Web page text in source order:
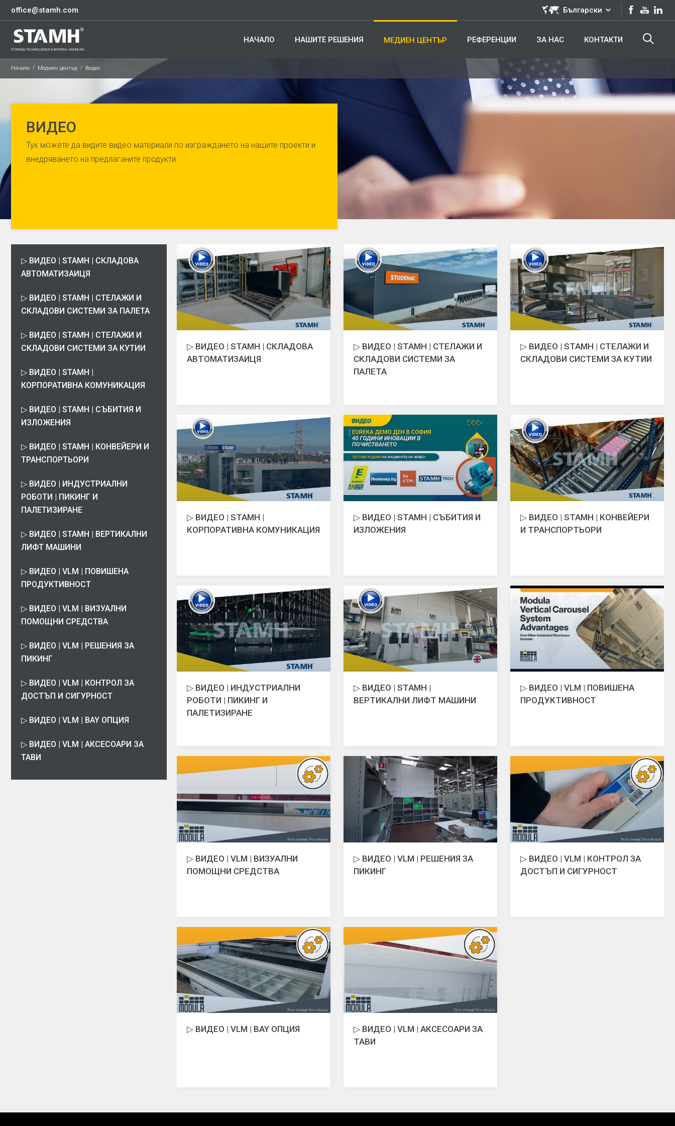
office@stamh.com Български
НАЧАЛО НАШИТЕ РЕШЕНИЯ МЕДИЕН ЦЕНТЪР РЕФЕРЕНЦИИ ЗА НАС КОНТАКТИ
Начало Медиен център Видео
ВИДЕО
Тук можете да видите видео материали по изграждането на нашите проекти и
внедряването на предлаганите продукти.
▷ ВИДЕО | STAMH | СКЛАДОВА
АВТОМАТИЗАИЦЯ
▷ ВИДЕО | STAMH | СТЕЛАЖИ И
СКЛАДОВИ СИСТЕМИ ЗА ПАЛЕТА
▷ ВИДЕО | STAMH | СТЕЛАЖИ И
СКЛАДОВИ СИСТЕМИ ЗА КУТИИ
▷ ВИДЕО | STAMH |
КОРПОРАТИВНА КОМУНИКАЦИЯ
▷ ВИДЕО | STAMH | СЪБИТИЯ И
ИЗЛОЖЕНИЯ
▷ ВИДЕО | STAMH | КОНВЕЙЕРИ И
ТРАНСПОРТЬОРИ
▷ ВИДЕО | ИНДУСТРИАЛНИ
РОБОТИ | ПИКИНГ И
ПАЛЕТИЗИРАНЕ
▷ ВИДЕО | STAMH | ВЕРТИКАЛНИ
ЛИФТ МАШИНИ
▷ ВИДЕО | VLM | ПОВИШЕНА
ПРОДУКТИВНОСТ
▷ ВИДЕО | VLM | ВИЗУАЛНИ
ПОМОЩНИ СРЕДСТВА
▷ ВИДЕО | VLM | РЕШЕНИЯ ЗА
ПИКИНГ
▷ ВИДЕО | VLM | КОНТРОЛ ЗА
ДОСТЪП И СИГУРНОСТ
▷ ВИДЕО | VLM | BAY ОПЦИЯ
▷ ВИДЕО | VLM | АКСЕСОАРИ ЗА
ТАВИ
▷ ВИДЕО | STAMH | СКЛАДОВА
АВТОМАТИЗАИЦЯ
▷ ВИДЕО | STAMH | СТЕЛАЖИ И
СКЛАДОВИ СИСТЕМИ ЗА
ПАЛЕТА
▷ ВИДЕО | STAMH | СТЕЛАЖИ И
СКЛАДОВИ СИСТЕМИ ЗА КУТИИ
▷ ВИДЕО | STAMH |
КОРПОРАТИВНА КОМУНИКАЦИЯ
▷ ВИДЕО | STAMH | СЪБИТИЯ И
ИЗЛОЖЕНИЯ
▷ ВИДЕО | STAMH | КОНВЕЙЕРИ
И ТРАНСПОРТЬОРИ
▷ ВИДЕО | ИНДУСТРИАЛНИ
РОБОТИ | ПИКИНГ И
ПАЛЕТИЗИРАНЕ
▷ ВИДЕО | STAMH |
ВЕРТИКАЛНИ ЛИФТ МАШИНИ
▷ ВИДЕО | VLM | ПОВИШЕНА
ПРОДУКТИВНОСТ
▷ ВИДЕО | VLM | ВИЗУАЛНИ
ПОМОЩНИ СРЕДСТВА
▷ ВИДЕО | VLM | РЕШЕНИЯ ЗА
ПИКИНГ
▷ ВИДЕО | VLM | КОНТРОЛ ЗА
ДОСТЪП И СИГУРНОСТ
▷ ВИДЕО | VLM | BAY ОПЦИЯ
▷ ВИДЕО | VLM | АКСЕСОАРИ ЗА
ТАВИ